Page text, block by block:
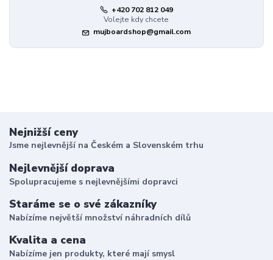
+420 702 812 049
Volejte kdy chcete
mujboardshop@gmail.com
Nejnižší ceny
Jsme nejlevnější na Českém a Slovenském trhu
Nejlevnější doprava
Spolupracujeme s nejlevnějšími dopravci
Staráme se o své zákazníky
Nabízíme největší množství náhradních dílů
Kvalita a cena
Nabízíme jen produkty, které mají smysl